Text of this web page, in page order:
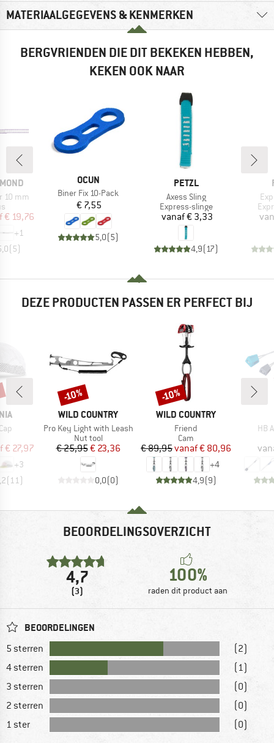
MATERIAALGEGEVENS & KENMERKEN
BERGVRIENDEN DIE DIT BEKEKEN HEBBEN,
KEKEN OOK NAAR
10 mm
prijs
€ 19,76
+1
( 5)
MERK
OCUN
Artikel
Biner Fix 10-Pack
Prijs
€ 7,55
5,0(5)
MERK
PETZL
Artikel
Axess Sling
Productgroep
Express-slinge
Prijs
vanaf€ 3,33
4,9( 17)
DEZE PRODUCTEN PASSEN ER PERFECT BIJ
prijs
€ 27,97
+3
(11 )
MERK
WILD COUNTRY
Artikel
Pro Key Light with Leash
Productgroep
Nut tool
Prijs
€ 25,95Verlaagde prijs
€ 23,36
0,0(0)
Korting
-10%
MERK
WILD COUNTRY
Artikel
Friend
Productgroep
Cam
Prijs
€ 89,95 Verlaagde prijs
vanaf€ 80,96
+4
4,9(9)
Korting
-10%
HB
BEOORDELINGSOVERZICHT
4,7
(3)
100%
raden dit product aan
BEOORDELINGEN
5 sterren
(2)
4 sterren
(1)
3 sterren
(0)
2 sterren
(0)
1 ster
(0)